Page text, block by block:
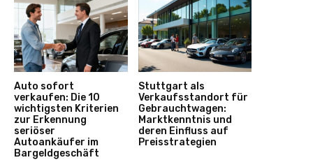
Auto sofort
verkaufen: Die 10
wichtigsten Kriterien
zur Erkennung
seriöser
Autoankäufer im
Bargeldgeschäft
Stuttgart als
Verkaufsstandort für
Gebrauchtwagen:
Marktkenntnis und
deren Einfluss auf
Preisstrategien